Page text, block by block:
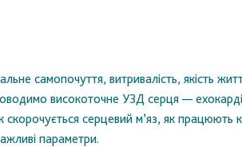
самопочуття, витривалість, якість
високоточне УЗД серця —
серцевий м’яз, як працюють
параметри.